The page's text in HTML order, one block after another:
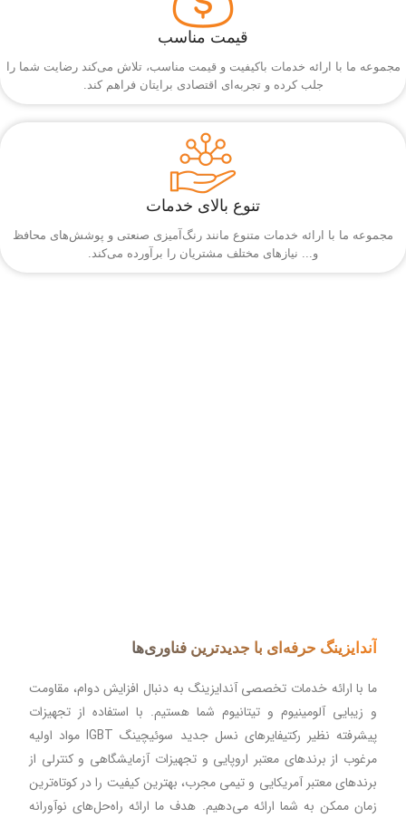
قیمت مناسب
مجموعه ما با ارائه خدمات باکیفیت و قیمت مناسب، تلاش می‌کند رضایت شما را
جلب کرده و تجربه‌ای اقتصادی برایتان فراهم کند.
تنوع بالای خدمات
مجموعه ما با ارائه خدمات متنوع مانند رنگ‌آمیزی صنعتی و پوشش‌های محافظ
و... نیازهای مختلف مشتریان را برآورده می‌کند.
آندایزینگ حرفه‌ای با جدیدترین فناوری‌ها
ما با ارائه خدمات تخصصی آندایزینگ به دنبال افزایش دوام، مقاومت
و زیبایی آلومینیوم و تیتانیوم شما هستیم. با استفاده از تجهیزات
پیشرفته نظیر رکتیفایرهای نسل جدید سوئیچینگ IGBT مواد اولیه
مرغوب از برندهای معتبر اروپایی و تجهیزات آزمایشگاهی و کنترلی از
برندهای معتبر آمریکایی و تیمی مجرب، بهترین کیفیت را در کوتاه‌ترین
زمان ممکن به شما ارائه می‌دهیم. هدف ما ارائه راه‌حل‌های نوآورانه